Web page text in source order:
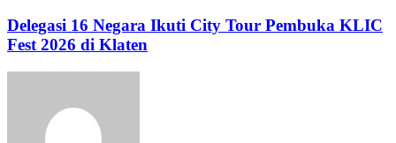
Delegasi 16 Negara Ikuti City Tour Pembuka KLIC
Fest 2026 di Klaten